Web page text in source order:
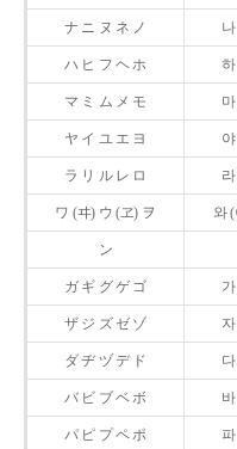
ナ ニ ヌ ネ ノ
ハ ヒ フ ヘ ホ
マ ミ ム メ モ
ヤ イ ユ エ ヨ
ラ リ ル レ ロ
ワ (ヰ) ウ (ヱ) ヲ 와
ン
ガ ギ グ ゲ ゴ
ザ ジ ズ ゼ ゾ
ダ ヂ ヅ デ ド
バ ビ ブ ベ ボ
パ ピ プ ペ ポ